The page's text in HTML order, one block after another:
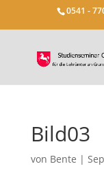
0541 -
Bild03
von Bente |